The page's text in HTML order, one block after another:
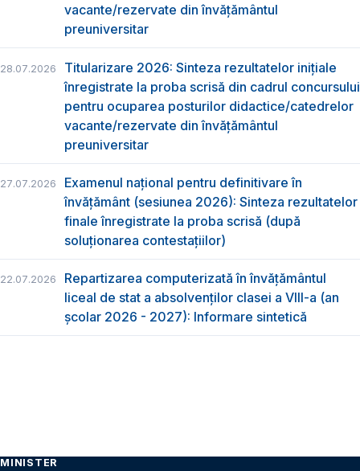
vacante/rezervate din învăţământul
preuniversitar
28.07.2026
Titularizare 2026: Sinteza rezultatelor inițiale
înregistrate la proba scrisă din cadrul concursului
pentru ocuparea posturilor didactice/catedrelor
vacante/rezervate din învăţământul
preuniversitar
27.07.2026
Examenul național pentru definitivare în
învățământ (sesiunea 2026): Sinteza rezultatelor
finale înregistrate la proba scrisă (după
soluționarea contestațiilor)
22.07.2026
Repartizarea computerizată în învăţământul
liceal de stat a absolvenţilor clasei a VIII-a (an
școlar 2026 - 2027): Informare sintetică
MINISTER